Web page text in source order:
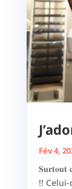
Fév 4,
𝐒𝐮𝐫𝐭𝐨𝐮𝐭
!!